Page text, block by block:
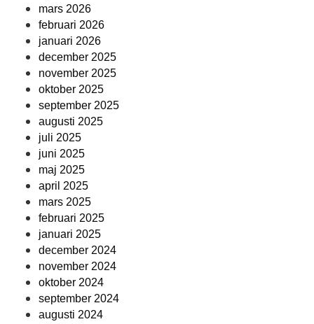
mars 2026
februari 2026
januari 2026
december 2025
november 2025
oktober 2025
september 2025
augusti 2025
juli 2025
juni 2025
maj 2025
april 2025
mars 2025
februari 2025
januari 2025
december 2024
november 2024
oktober 2024
september 2024
augusti 2024